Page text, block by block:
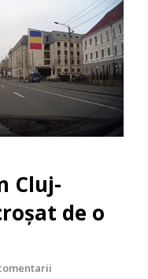
Cluj-
de o